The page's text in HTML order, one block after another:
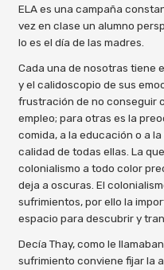
ELA es una campaña
vez en clase un alumno
lo es el día de las madres.
Cada una de nosotras tiene
y el calidoscopio de sus
frustración de no conseguir
empleo; para otras es la
comida, a la educación o a
calidad de todas ellas. La
colonialismo a todo color
deja a oscuras. El
sufrimientos, por ello la
espacio para descubrir y
Decía Thay, como le
sufrimiento conviene fijar la